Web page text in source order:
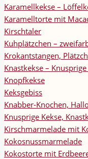
Karamellkekse –
Karamelltorte mit
Kirschtaler
Kuhplätzchen –
Krokantstangen,
Knastkekse – Knusprige
Knopfkekse
Keksgebiss
Knabber-Knochen,
Knusprige Kekse,
Kirschmarmelade mit
Kokosnussmarmelade
Kokostorte mit